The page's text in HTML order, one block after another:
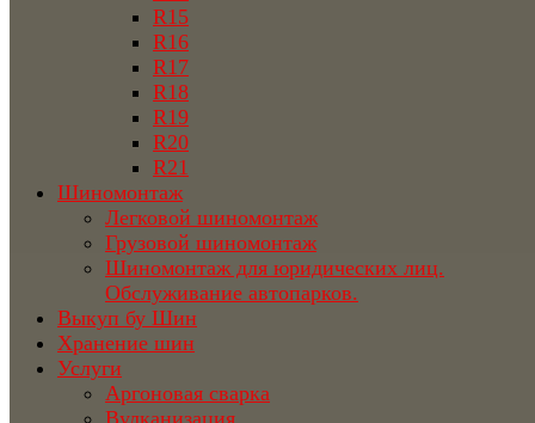
R15
R16
R17
R18
R19
R20
R21
Шиномонтаж
Легковой шиномонтаж
Грузовой шиномонтаж
Шиномонтаж для юридических лиц.
Обслуживание автопарков.
Выкуп бу Шин
Хранение шин
Услуги
Аргоновая сварка
Вулканизация